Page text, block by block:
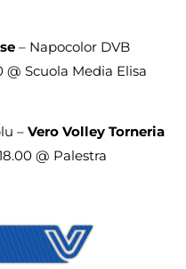
– Napocolor DVB
@ Scuola Media Elisa
– Vero Volley Torneria
@ Palestra